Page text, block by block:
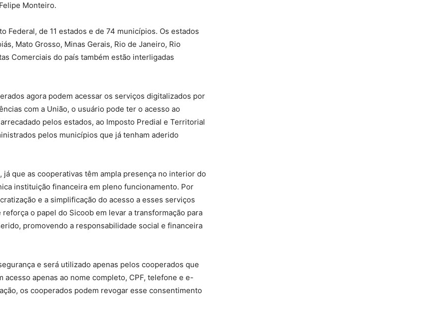
Monteiro.
de 11 estados e de 74 municípios. Os estados
Mato Grosso, Minas Gerais, Rio de Janeiro, Rio
Comerciais do país também estão interligadas
agora podem acessar os serviços digitalizados por
com a União, o usuário pode ter o acesso ao
pelos estados, ao Imposto Predial e Territorial
pelos municípios que já tenham aderido
que as cooperativas têm ampla presença no interior do
instituição financeira em pleno funcionamento. Por
e a simplificação do acesso a esses serviços
o papel do Sicoob em levar a transformação para
promovendo a responsabilidade social e financeira
e será utilizado apenas pelos cooperados que
apenas ao nome completo, CPF, telefone e e-
os cooperados podem revogar esse consentimento